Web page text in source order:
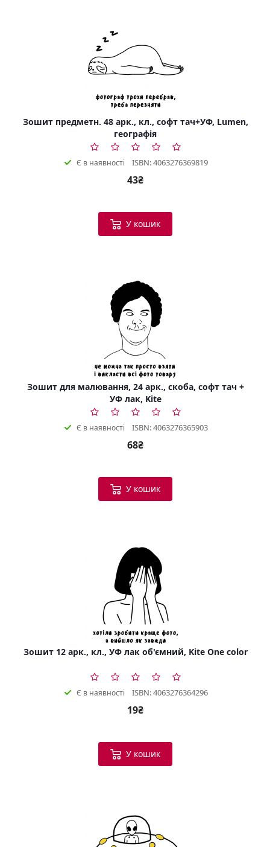
Зошит предметн. 48 арк., кл., софт тач+УФ, Lumen,
географія
Є в наявності ISBN: 4063276369819
43₴
У кошик
Зошит для малювання, 24 арк., скоба, софт тач +
УФ лак, Kite
Є в наявності ISBN: 4063276365903
68₴
У кошик
Зошит 12 арк., кл., УФ лак об'ємний, Kite One color
Є в наявності ISBN: 4063276364296
19₴
У кошик